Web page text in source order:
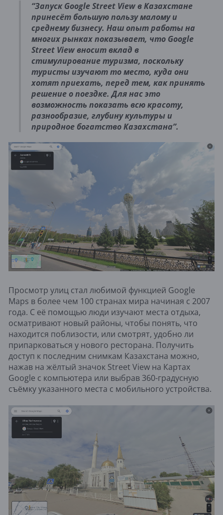
“Запуск Google Street View в Казахстане
принесёт большую пользу малому и
среднему бизнесу. Наш опыт работы на
многих рынках показывает, что Google
Street View вносит вклад в
стимулирование туризма, поскольку
туристы изучают то место, куда они
хотят приехать, перед тем, как принять
решение о поездке. Для нас это
возможность показать всю красоту,
разнообразие, глубину культуры и
природное богатство Казахстана”.
Просмотр улиц стал любимой функцией Google
Maps в более чем 100 странах мира начиная с 2007
года. С её помощью люди изучают места отдыха,
осматривают новый районы, чтобы понять, что
находится поблизости, или смотрят, удобно ли
припарковаться у нового ресторана. Получить
доступ к последним снимкам Казахстана можно,
нажав на жёлтый значок Street View на Картах
Google с компьютера или выбрав 360-градусную
съёмку указанного места с мобильного устройства.